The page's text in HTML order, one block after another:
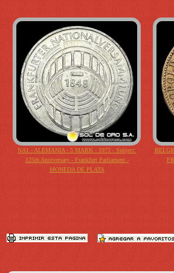
NA1 - ALEMANIA - 5 MARK - 1973 - Subject:
125th Anniversary - Frankfurt Parliament -
MONEDA DE PLATA